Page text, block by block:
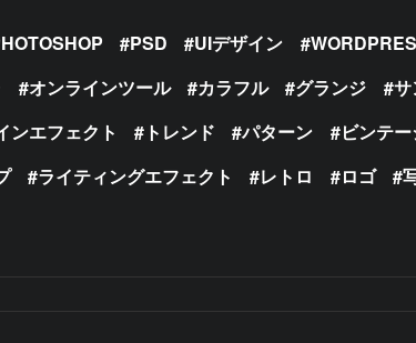
PSD UIデザイン
オンラインツール カラフル グランジ サ
ンエフェクト トレンド パターン ビンテー
ライティングエフェクト レトロ ロゴ